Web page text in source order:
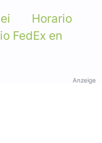
Horario
FedEx en
Anzeige